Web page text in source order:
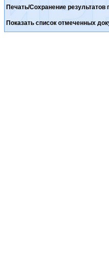
Печать/Сохранение результатов
Показать список отмеченных